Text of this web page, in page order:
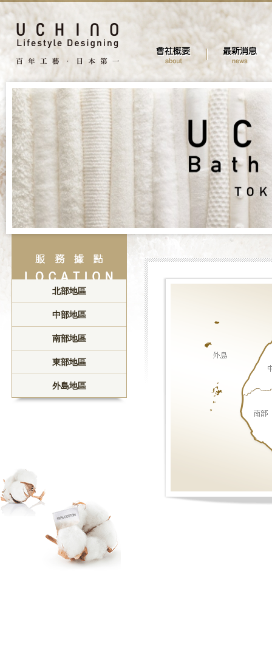
北部地區
中部地區
南部地區
東部地區
外島地區